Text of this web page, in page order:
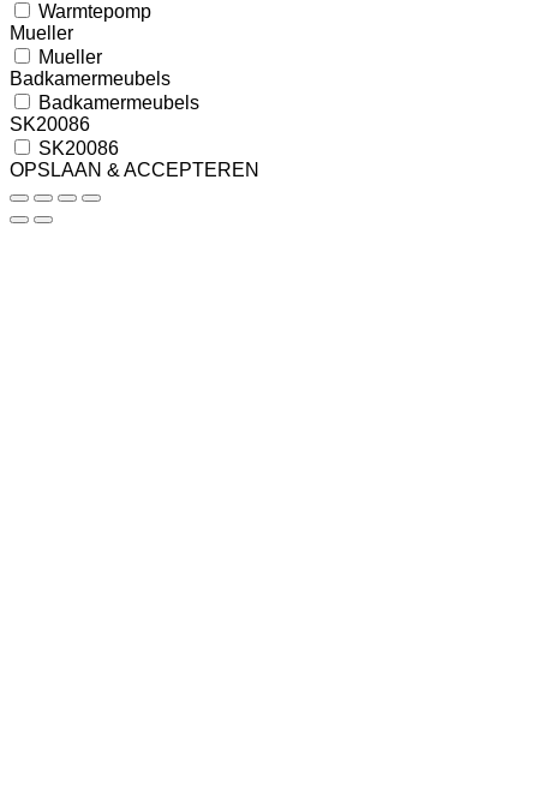
Warmtepomp
Mueller
Mueller
Badkamermeubels
Badkamermeubels
SK20086
SK20086
OPSLAAN & ACCEPTEREN